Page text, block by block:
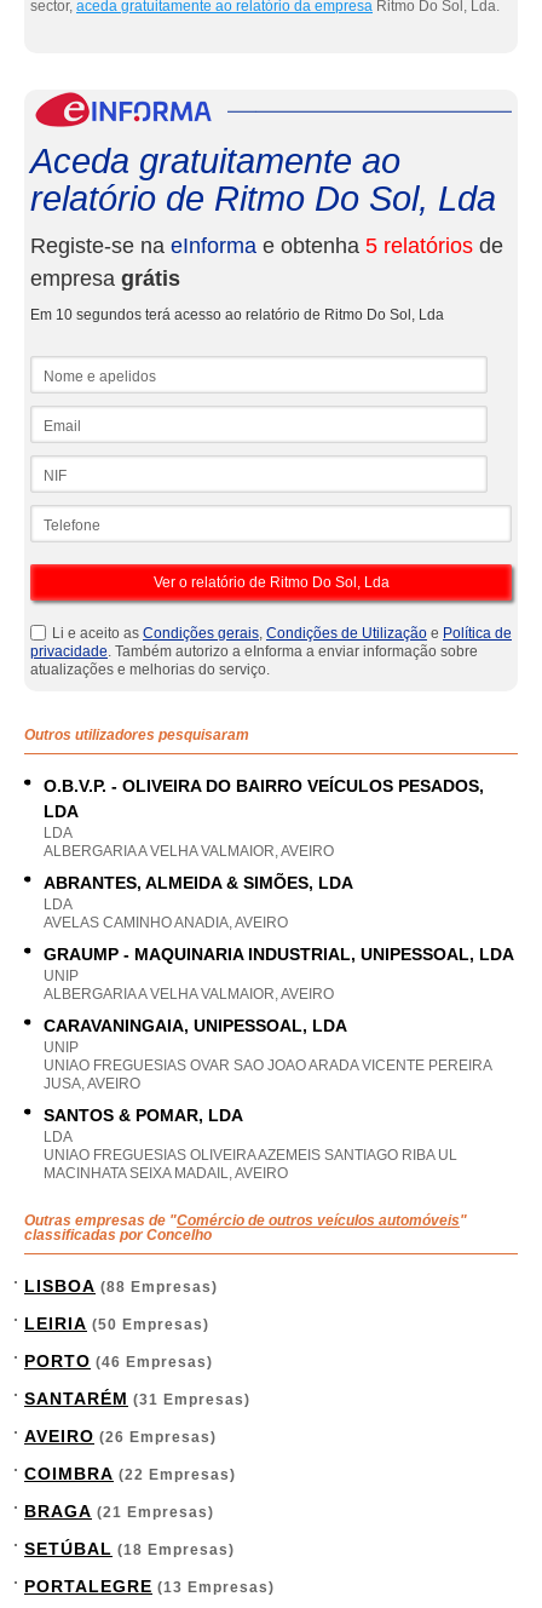
sector, aceda gratuitamente ao relatório da empresa Ritmo Do Sol, Lda.
Aceda gratuitamente ao
relatório de Ritmo Do Sol, Lda
Registe-se na eInforma e obtenha 5 relatórios de
empresa grátis
Em 10 segundos terá acesso ao relatório de Ritmo Do Sol, Lda
Li e aceito as Condições gerais, Condições de Utilização e Política de
privacidade. Também autorizo a eInforma a enviar informação sobre
atualizações e melhorias do serviço.
Outros utilizadores pesquisaram
O.B.V.P. - OLIVEIRA DO BAIRRO VEÍCULOS PESADOS,
LDA
LDA
ALBERGARIA A VELHA VALMAIOR, AVEIRO
ABRANTES, ALMEIDA & SIMÕES, LDA
LDA
AVELAS CAMINHO ANADIA, AVEIRO
GRAUMP - MAQUINARIA INDUSTRIAL, UNIPESSOAL, LDA
UNIP
ALBERGARIA A VELHA VALMAIOR, AVEIRO
CARAVANINGAIA, UNIPESSOAL, LDA
UNIP
UNIAO FREGUESIAS OVAR SAO JOAO ARADA VICENTE PEREIRA
JUSA, AVEIRO
SANTOS & POMAR, LDA
LDA
UNIAO FREGUESIAS OLIVEIRA AZEMEIS SANTIAGO RIBA UL
MACINHATA SEIXA MADAIL, AVEIRO
Outras empresas de "Comércio de outros veículos automóveis"
classificadas por Concelho
LISBOA (88 Empresas)
LEIRIA (50 Empresas)
PORTO (46 Empresas)
SANTARÉM (31 Empresas)
AVEIRO (26 Empresas)
COIMBRA (22 Empresas)
BRAGA (21 Empresas)
SETÚBAL (18 Empresas)
PORTALEGRE (13 Empresas)